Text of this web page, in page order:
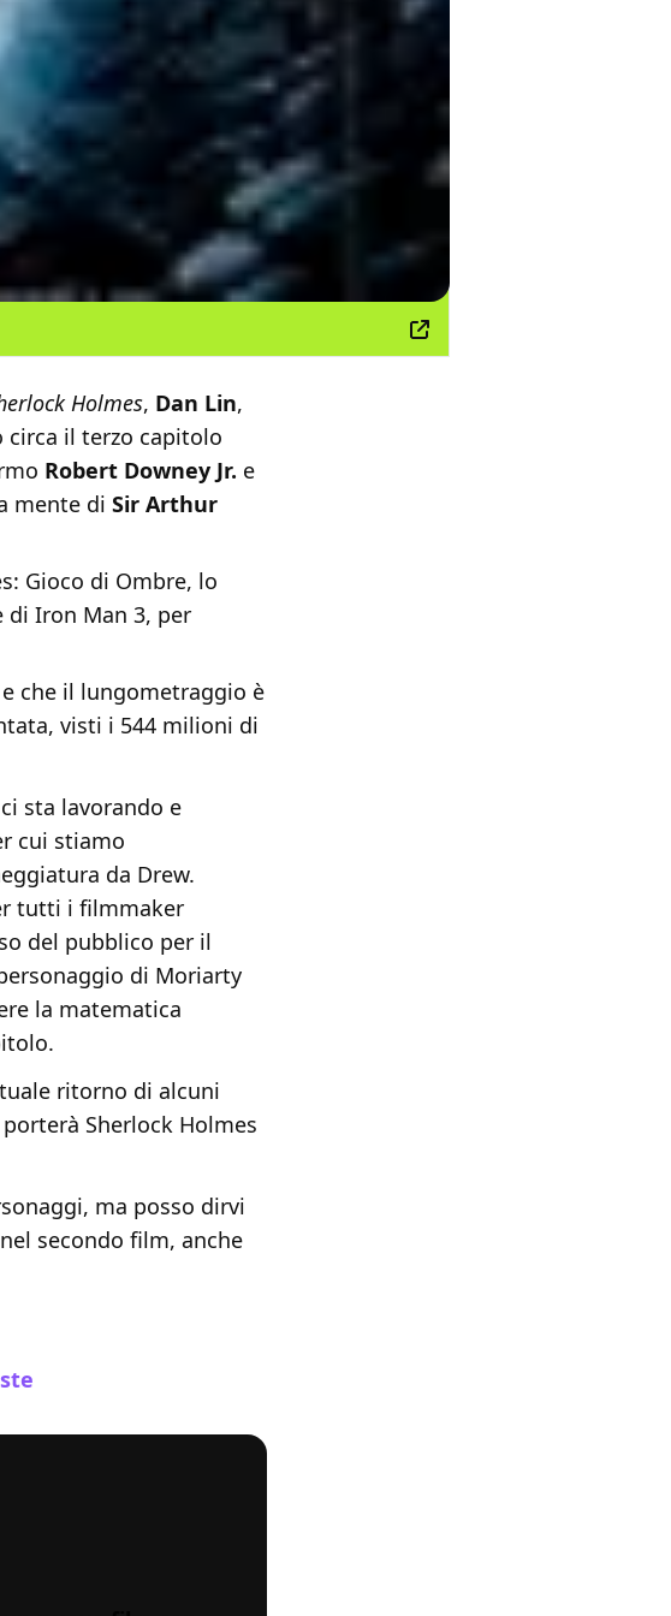
Holmes, Dan Lin,
il terzo capitolo
Robert Downey Jr. e
mente di Sir Arthur
Gioco di Ombre, lo
di Iron Man 3, per
che il lungometraggio è
visti i 544 milioni di
sta lavorando e
cui stiamo
da Drew.
tutti i filmmaker
del pubblico per il
di Moriarty
la matematica
ritorno di alcuni
Sherlock Holmes
ma posso dirvi
secondo film, anche